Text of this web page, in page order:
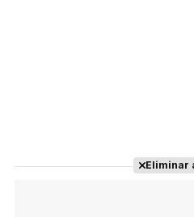
Eliminar